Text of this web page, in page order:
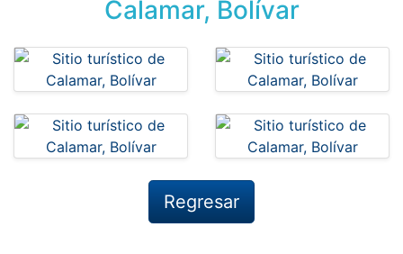
Calamar, Bolívar
Regresar